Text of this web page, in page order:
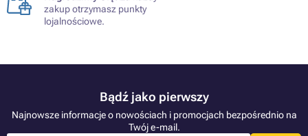
zakup otrzymasz punkty
lojalnościowe.
Bądź jako pierwszy
Najnowsze informacje o nowościach i promocjach bezpośrednio na
Twój e-mail.